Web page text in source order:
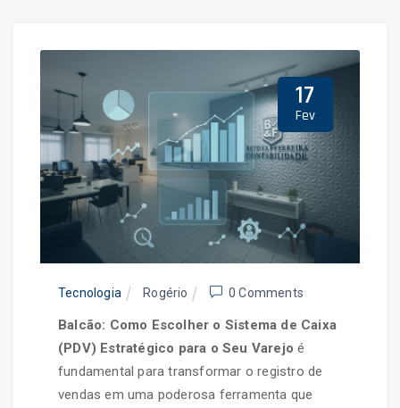
17
Fev
Tecnologia Rogério 0 Comments
Balcão: Como Escolher o Sistema de Caixa
(PDV) Estratégico para o Seu Varejo é
fundamental para transformar o registro de
vendas em uma poderosa ferramenta que